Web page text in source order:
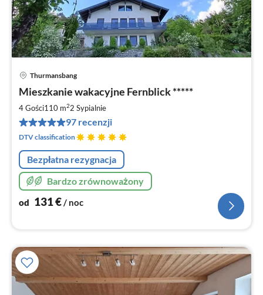
Thurmansbang
Mieszkanie wakacyjne Fernblick *****
4 Gości110 m22 Sypialnie
97 recenzji
DTV classification
Bezpłatna rezygnacja
Bardzo zrównoważony
od 131€/ noc